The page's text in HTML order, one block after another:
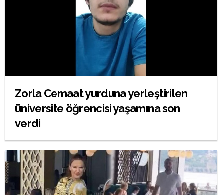
Zorla Cemaat yurduna yerleştirilen
üniversite öğrencisi yaşamına son
verdi